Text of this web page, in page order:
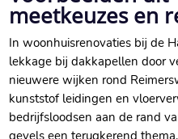
meetkeuzes en
In woonhuisrenovaties bij de
lekkage bij dakkapellen door
nieuwere wijken rond
kunststof leidingen en
bedrijfsloodsen aan de rand